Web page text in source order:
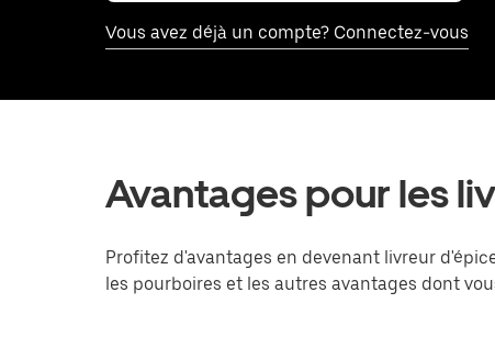
Vous avez déjà un compte? Connectez-vous
Avantages pour les
Profitez d'avantages en devenant livreur
les pourboires et les autres avantages dont